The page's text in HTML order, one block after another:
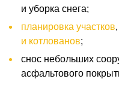
и уборка снега;
планировка участков
и котлованов;
снос небольших
асфальтового